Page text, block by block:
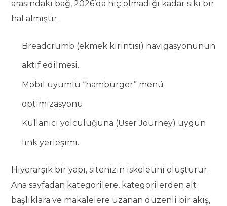
arasındaki bağ, 2026’da hiç olmadığı kadar sıkı bir
hal almıştır.
Breadcrumb (ekmek kırıntısı) navigasyonunun
aktif edilmesi.
Mobil uyumlu “hamburger” menü
optimizasyonu.
Kullanıcı yolculuğuna (User Journey) uygun
link yerleşimi.
Hiyerarşik bir yapı, sitenizin iskeletini oluşturur.
Ana sayfadan kategorilere, kategorilerden alt
başlıklara ve makalelere uzanan düzenli bir akış,